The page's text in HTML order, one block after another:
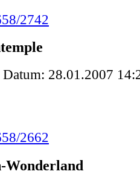
2742
28.01.2007
2662
Wonderland